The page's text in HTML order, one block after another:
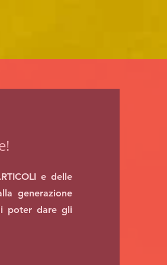
e delle
generazione
poter dare gli